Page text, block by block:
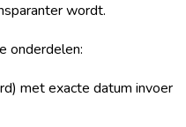
wordt.
onderdelen:
met exacte datum invoer